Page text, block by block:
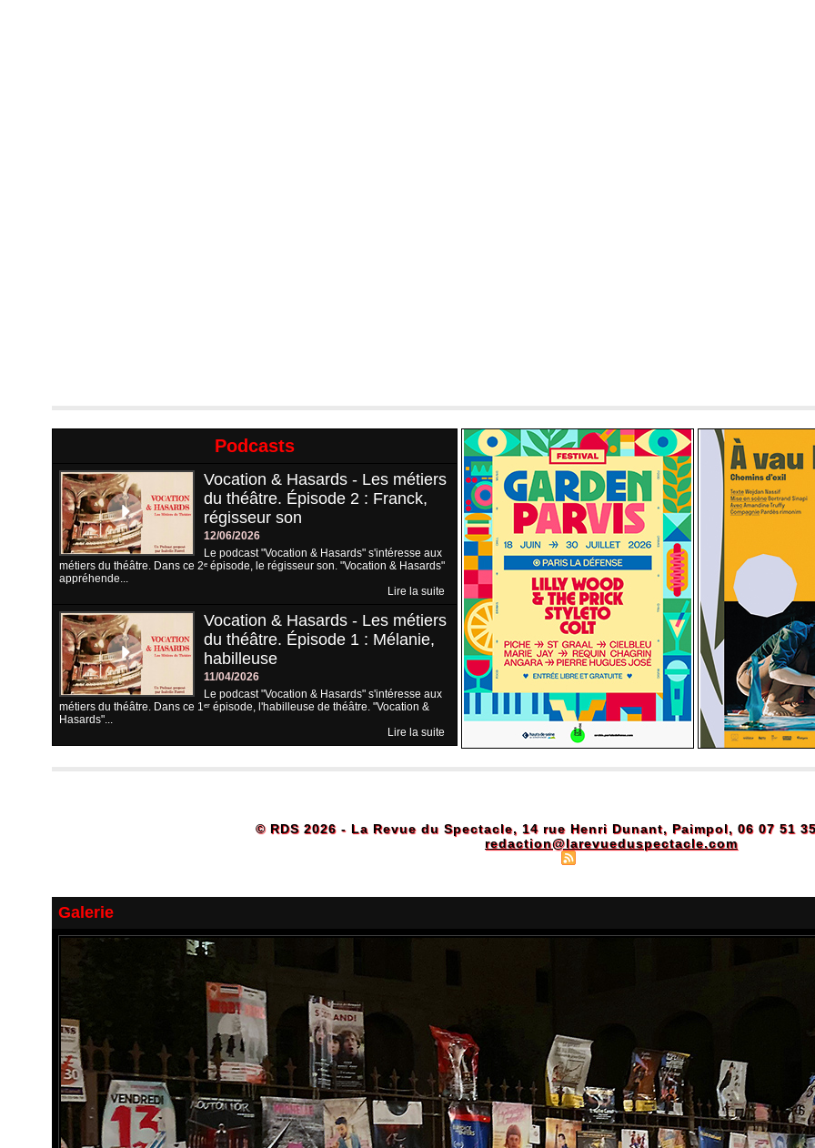
Podcasts
Vocation & Hasards - Les métiers
du théâtre. Épisode 2 : Franck,
régisseur son
12/06/2026
Le podcast "Vocation & Hasards" s'intéresse aux
métiers du théâtre. Dans ce 2ᵉ épisode, le régisseur son. "Vocation & Hasards"
appréhende...
Lire la suite
Vocation & Hasards - Les métiers
du théâtre. Épisode 1 : Mélanie,
habilleuse
11/04/2026
Le podcast "Vocation & Hasards" s'intéresse aux
métiers du théâtre. Dans ce 1ᵉʳ épisode, l'habilleuse de théâtre. "Vocation &
Hasards"...
Lire la suite
© RDS 2026 - La Revue du Spectacle, 14 rue Henri Dunant, Paimpol, 06 07 51
redaction@larevueduspectacle.com
Galerie